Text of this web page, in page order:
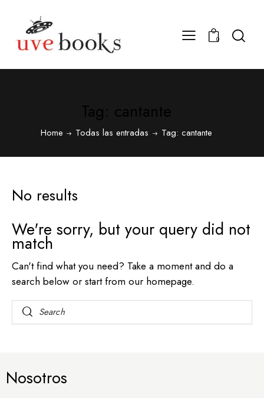
0
Home Todas las entradas Tag: cantante
No results
We're sorry, but your query did not
match
Can't find what you need? Take a moment and do a
search below or start from our homepage.
Nosotros